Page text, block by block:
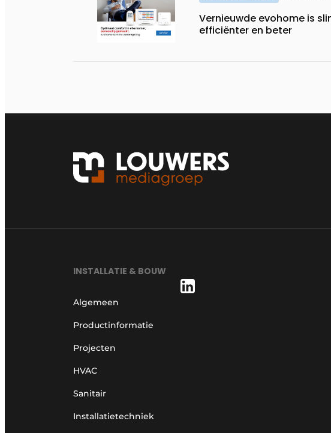
Vernieuwde evohome is
efficiënter en beter
INSTALLATIE & BOUW
Algemeen
Productinformatie
Projecten
HVAC
Sanitair
Installatietechniek